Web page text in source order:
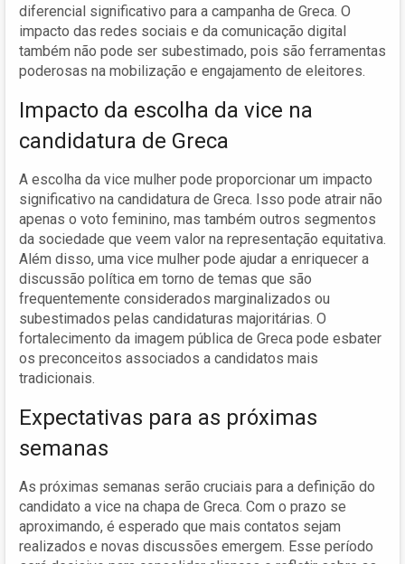
diferencial significativo para a campanha de Greca. O
impacto das redes sociais e da comunicação digital
também não pode ser subestimado, pois são ferramentas
poderosas na mobilização e engajamento de eleitores.
Impacto da escolha da vice na
candidatura de Greca
A escolha da vice mulher pode proporcionar um impacto
significativo na candidatura de Greca. Isso pode atrair não
apenas o voto feminino, mas também outros segmentos
da sociedade que veem valor na representação equitativa.
Além disso, uma vice mulher pode ajudar a enriquecer a
discussão política em torno de temas que são
frequentemente considerados marginalizados ou
subestimados pelas candidaturas majoritárias. O
fortalecimento da imagem pública de Greca pode esbater
os preconceitos associados a candidatos mais
tradicionais.
Expectativas para as próximas
semanas
As próximas semanas serão cruciais para a definição do
candidato a vice na chapa de Greca. Com o prazo se
aproximando, é esperado que mais contatos sejam
realizados e novas discussões emergem. Esse período